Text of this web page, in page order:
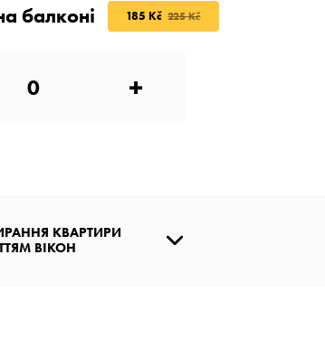
балконі 185 Kč 225 Kč
+
КВАРТИРИ
ВІКОН